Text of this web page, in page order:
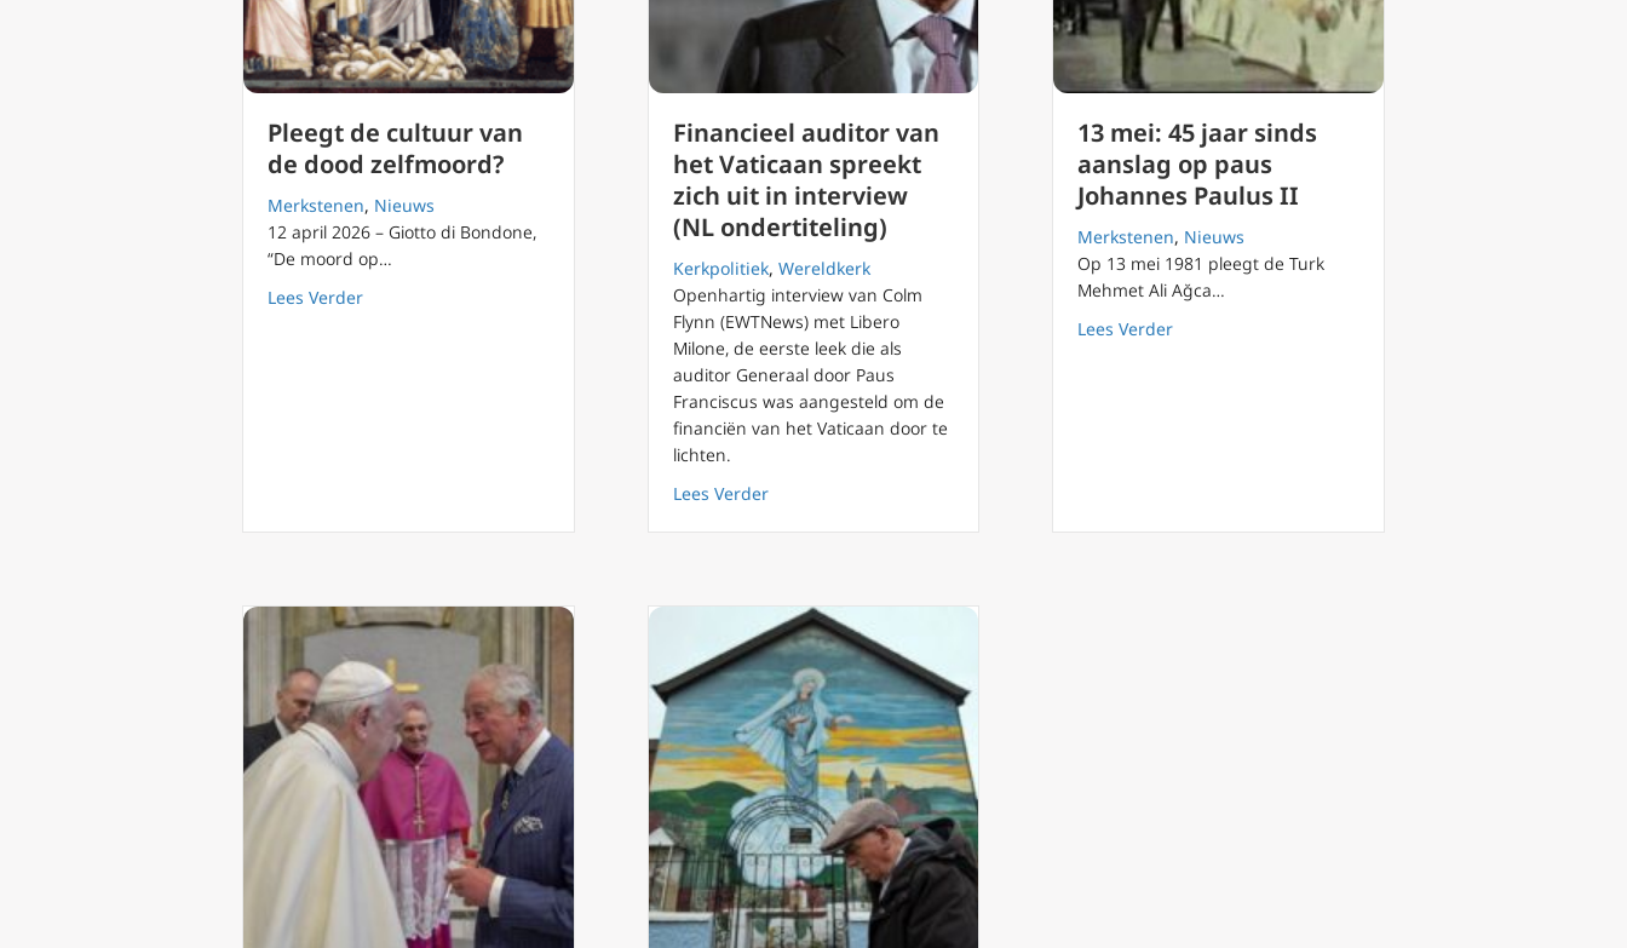
Pleegt de cultuur van
de dood zelfmoord?
Merkstenen, Nieuws
12 april 2026 – Giotto di Bondone,
“De moord op…
Lees Verderabout Pleegt de cultuur van de dood zelfmoord?
Financieel auditor van
het Vaticaan spreekt
zich uit in interview
(NL ondertiteling)
Kerkpolitiek, Wereldkerk
Openhartig interview van Colm
Flynn (EWTNews) met Libero
Milone, de eerste leek die als
auditor Generaal door Paus
Franciscus was aangesteld om de
financiën van het Vaticaan door te
lichten.
Lees Verderabout Financieel auditor van het Vaticaan spreekt zich uit in interview (NL ondertiteling)
13 mei: 45 jaar sinds
aanslag op paus
Johannes Paulus II
Merkstenen, Nieuws
Op 13 mei 1981 pleegt de Turk
Mehmet Ali Ağca…
Lees Verderabout 13 mei: 45 jaar sinds aanslag op paus Johannes